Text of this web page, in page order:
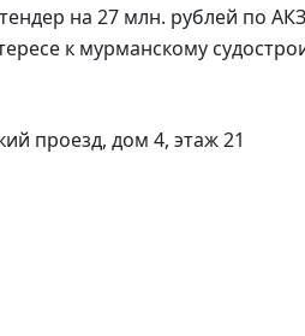
проезд, дом 4, этаж 21